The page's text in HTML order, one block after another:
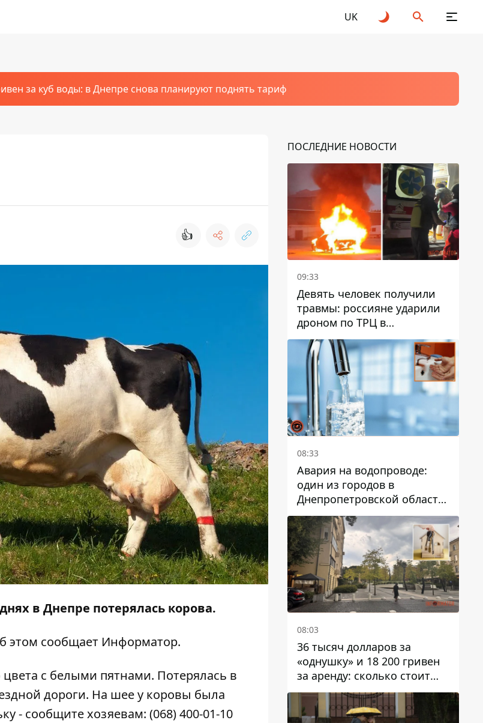
UK
за куб воды: в Днепре снова планируют поднять тариф
👍
в Днепре потерялась корова.
этом сообщает Информатор.
с белыми пятнами. Потерялась в
дороги. На шее у коровы была
- сообщите хозяевам: (068) 400-01-10
ПОСЛЕДНИЕ НОВОСТИ
09:33
Девять человек получили
травмы: россияне ударили
дроном по ТРЦ в
Павлограде, будет ли
работать заведение в
дальнейшем
08:33
Авария на водопроводе:
один из городов в
Днепропетровской области
остался без воды
08:03
36 тысяч долларов за
«однушку» и 18 200 гривен
за аренду: сколько стоит
жилье в Днепропетровской
области